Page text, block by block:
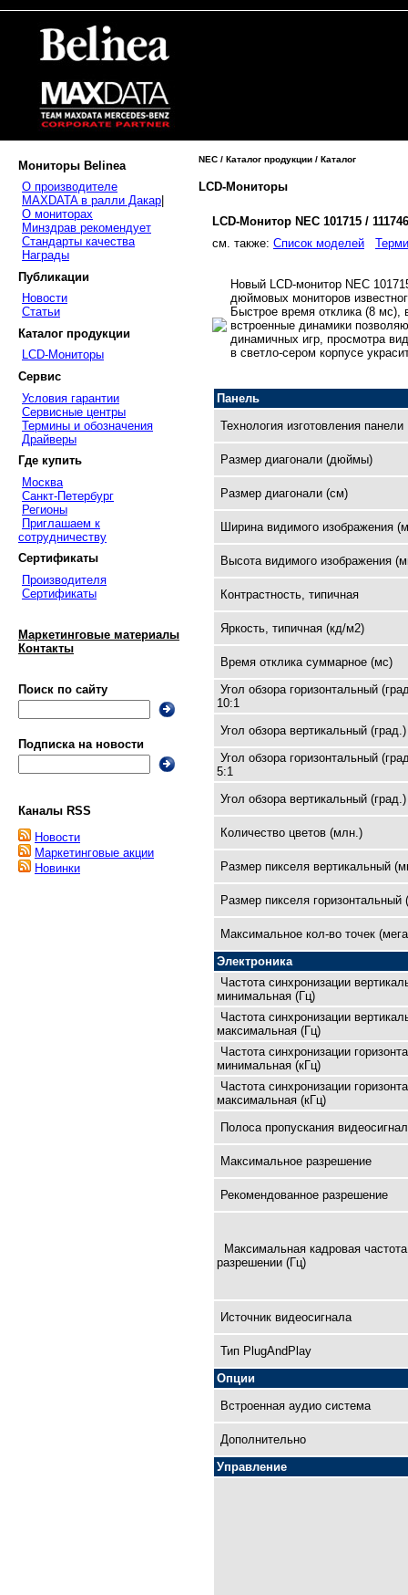
Мониторы Belinea
О производителе
MAXDATA в ралли Дакар
О мониторах
Минздрав рекомендует
Стандарты качества
Награды
Публикации
Новости
Статьи
Каталог продукции
LCD-Мониторы
Сервис
Условия гарантии
Сервисные центры
Термины и обозначения
Драйверы
Где купить
Москва
Санкт-Петербург
Регионы
Приглашаем к
сотрудничеству
Сертификаты
Производителя
Сертификаты
Маркетинговые материалы
Контакты
Поиск по сайту
Подписка на новости
Каналы RSS
Новости
Маркетинговые акции
Новинки
NEC / Каталог продукции / Каталог
LCD-Мониторы
LCD-Монитор NEC 101715 /
cм. также: Список моделей
Новый LCD-монитор NEC
дюймовых мониторов
Быстрое время отклика (8 мс),
встроенные динамики
динамичных игр, просмотра
в светло-сером корпусе
Панель
Технология изготовления панели
Размер диагонали (дюймы)
Размер диагонали (см)
Ширина видимого изображения
Высота видимого изображения
Контрастность, типичная
Яркость, типичная (кд/м2)
Время отклика суммарное (мс)
Угол обзора горизонтальный
10:1
Угол обзора вертикальный
Угол обзора горизонтальный
5:1
Угол обзора вертикальный
Количество цветов (млн.)
Размер пикселя вертикальный
Размер пикселя горизонтальный
Максимальное кол-во точек
Электроника
Частота синхронизации
минимальная (Гц)
Частота синхронизации
максимальная (Гц)
Частота синхронизации
минимальная (кГц)
Частота синхронизации
максимальная (кГц)
Полоса пропускания
Максимальное разрешение
Рекомендованное разрешение
Максимальная кадровая
разрешении (Гц)
Источник видеосигнала
Тип PlugAndPlay
Опции
Встроенная аудио система
Дополнительно
Управление